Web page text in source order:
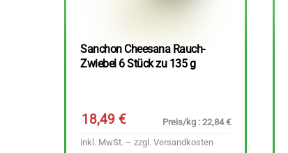
Sanchon Cheesana Rauch-
Zwiebel 6 Stück zu 135 g
18,49€
Preis/kg : 22,84 €
inkl. MwSt. – zzgl. Versandkosten